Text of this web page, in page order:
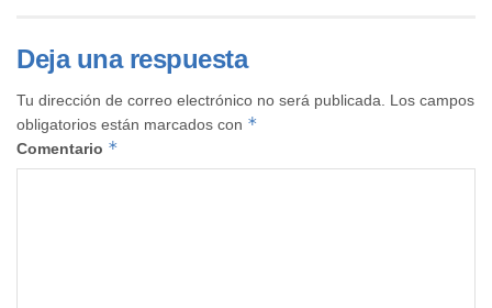
Deja una respuesta
Tu dirección de correo electrónico no será publicada.
Los campos
obligatorios están marcados con *
Comentario *